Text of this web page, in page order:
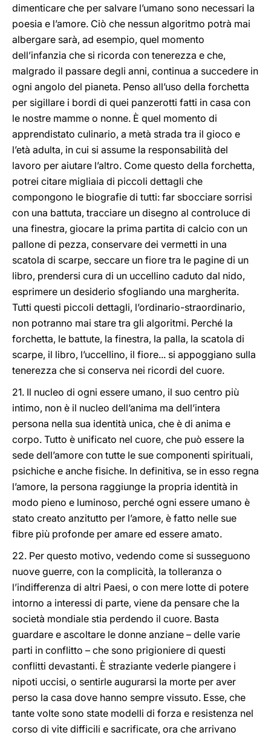
dimenticare che per salvare l’umano sono necessari la
poesia e l’amore. Ciò che nessun algoritmo potrà mai
albergare sarà, ad esempio, quel momento
dell’infanzia che si ricorda con tenerezza e che,
malgrado il passare degli anni, continua a succedere in
ogni angolo del pianeta. Penso all’uso della forchetta
per sigillare i bordi di quei panzerotti fatti in casa con
le nostre mamme o nonne. È quel momento di
apprendistato culinario, a metà strada tra il gioco e
l’età adulta, in cui si assume la responsabilità del
lavoro per aiutare l’altro. Come questo della forchetta,
potrei citare migliaia di piccoli dettagli che
compongono le biografie di tutti: far sbocciare sorrisi
con una battuta, tracciare un disegno al controluce di
una finestra, giocare la prima partita di calcio con un
pallone di pezza, conservare dei vermetti in una
scatola di scarpe, seccare un fiore tra le pagine di un
libro, prendersi cura di un uccellino caduto dal nido,
esprimere un desiderio sfogliando una margherita.
Tutti questi piccoli dettagli, l’ordinario-straordinario,
non potranno mai stare tra gli algoritmi. Perché la
forchetta, le battute, la finestra, la palla, la scatola di
scarpe, il libro, l’uccellino, il fiore... si appoggiano sulla
tenerezza che si conserva nei ricordi del cuore.
21. Il nucleo di ogni essere umano, il suo centro più
intimo, non è il nucleo dell’anima ma dell’intera
persona nella sua identità unica, che è di anima e
corpo. Tutto è unificato nel cuore, che può essere la
sede dell’amore con tutte le sue componenti spirituali,
psichiche e anche fisiche. In definitiva, se in esso regna
l’amore, la persona raggiunge la propria identità in
modo pieno e luminoso, perché ogni essere umano è
stato creato anzitutto per l’amore, è fatto nelle sue
fibre più profonde per amare ed essere amato.
22. Per questo motivo, vedendo come si susseguono
nuove guerre, con la complicità, la tolleranza o
l’indifferenza di altri Paesi, o con mere lotte di potere
intorno a interessi di parte, viene da pensare che la
società mondiale stia perdendo il cuore. Basta
guardare e ascoltare le donne anziane – delle varie
parti in conflitto – che sono prigioniere di questi
conflitti devastanti. È straziante vederle piangere i
nipoti uccisi, o sentirle augurarsi la morte per aver
perso la casa dove hanno sempre vissuto. Esse, che
tante volte sono state modelli di forza e resistenza nel
corso di vite difficili e sacrificate, ora che arrivano